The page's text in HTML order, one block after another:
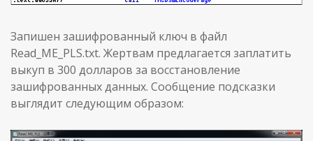
Запишен зашифрованный ключ в файл
Read_ME_PLS.txt. Жертвам предлагается заплатить
выкуп в 300 долларов за восстановление
зашифрованных данных. Сообщение подсказки
выглядит следующим образом: